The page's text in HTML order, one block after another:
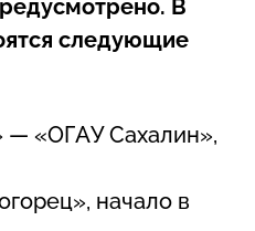
В
следующие
— «ОГАУ Сахалин»,
начало в